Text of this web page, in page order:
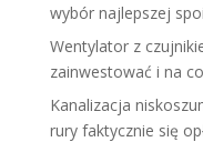
wybór najlepszej
Wentylator z
zainwestować i na
Kanalizacja
rury faktycznie się